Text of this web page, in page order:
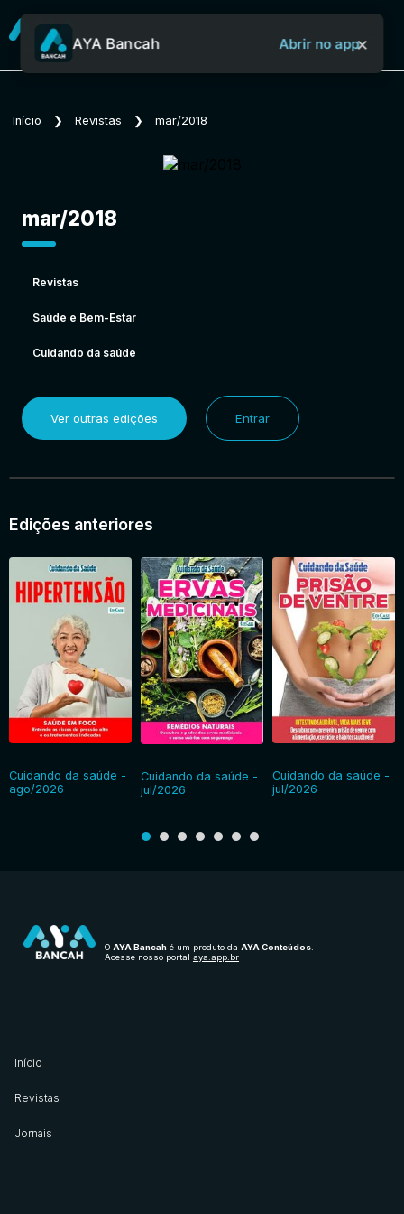
Sobre o Aya Bancah
AYA Bancah Abrir no app×
Início ❯ Revistas ❯ mar/2018
mar/2018
Revistas
Saúde e Bem-Estar
Cuidando da saúde
Ver outras edições Entrar
Edições anteriores
Cuidando da saúde -
ago/2026
Cuidando da saúde -
jul/2026
Cuidando da saúde -
jul/2026
O AYA Bancah é um produto da AYA Conteúdos
Acesse nosso portal aya.app.br
Início
Revistas
Jornais